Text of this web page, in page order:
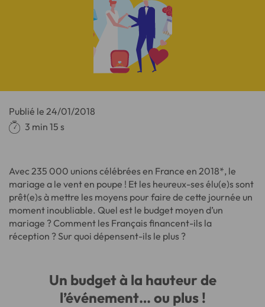
Publié le 24/01/2018
3 min 15 s
Avec 235 000 unions célébrées en France en 2018*, le
mariage a le vent en poupe ! Et les heureux-ses élu(e)s sont
prêt(e)s à mettre les moyens pour faire de cette journée un
moment inoubliable. Quel est le budget moyen d’un
mariage ? Comment les Français financent-ils la
réception ? Sur quoi dépensent-ils le plus ?
Un budget à la hauteur de
l’événement… ou plus !